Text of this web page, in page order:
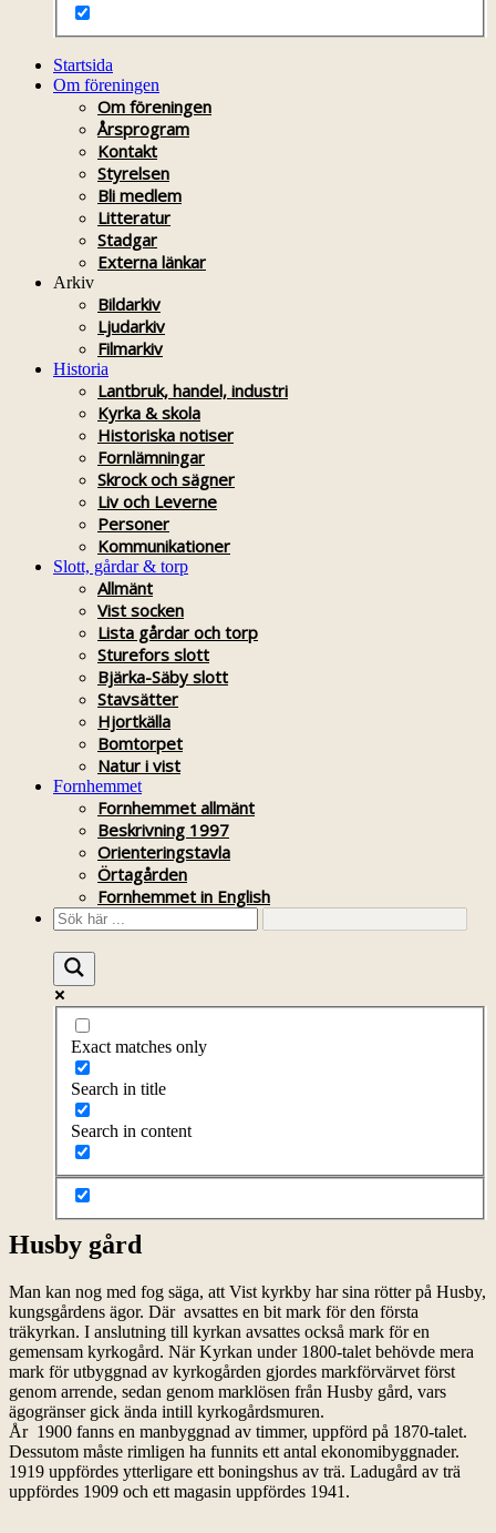
Startsida
Om föreningen
Om föreningen
Årsprogram
Kontakt
Styrelsen
Bli medlem
Litteratur
Stadgar
Externa länkar
Arkiv
Bildarkiv
Ljudarkiv
Filmarkiv
Historia
Lantbruk, handel, industri
Kyrka & skola
Historiska notiser
Fornlämningar
Skrock och sägner
Liv och Leverne
Personer
Kommunikationer
Slott, gårdar & torp
Allmänt
Vist socken
Lista gårdar och torp
Sturefors slott
Bjärka-Säby slott
Stavsätter
Hjortkälla
Bomtorpet
Natur i vist
Fornhemmet
Fornhemmet allmänt
Beskrivning 1997
Orienteringstavla
Örtagården
Fornhemmet in English
Exact matches only
Search in title
Search in content
Husby gård
Man kan nog med fog säga, att Vist kyrkby har sina rötter på Husby,
kungsgårdens ägor. Där avsattes en bit mark för den första
träkyrkan. I anslutning till kyrkan avsattes också mark för en
gemensam kyrkogård. När Kyrkan under 1800-talet behövde mera
mark för utbyggnad av kyrkogården gjordes markförvärvet först
genom arrende, sedan genom marklösen från Husby gård, vars
ägogränser gick ända intill kyrkogårdsmuren.
År 1900 fanns en manbyggnad av timmer, uppförd på 1870-talet.
Dessutom måste rimligen ha funnits ett antal ekonomibyggnader.
1919 uppfördes ytterligare ett boningshus av trä. Ladugård av trä
uppfördes 1909 och ett magasin uppfördes 1941.